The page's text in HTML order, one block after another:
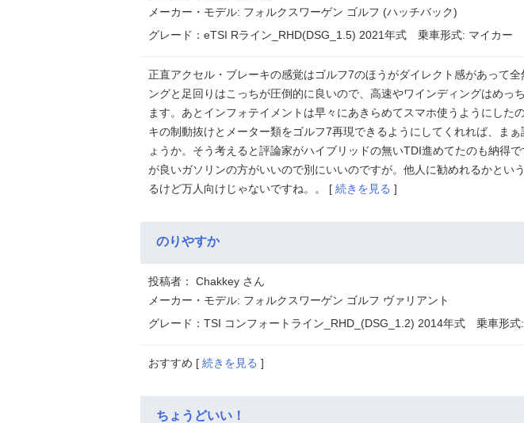
メーカー・モデル: フォルクスワーゲン ゴルフ (ハッチバック)
グレード：eTSI Rライン_RHD(DSG_1.5) 2021年式
乗車形式: マイカー
正直アクセル・ブレーキの感覚はゴルフ7のほうがダイレクト感があって
ングと足回りはこっちが圧倒的に良いので、高速やワインディングはめっ
ます。あとインフォテイメントは早々にあきらめてスマホ使うようにした
キの制動抜けとメーター類をゴルフ7再現できるようにしてくれれば、ま
ょうか。そう考えると評論家がハイブリッドの無いTDI進めてたのも納得
が良いガソリンの方がいいので別にいいのですが。他人に勧めれるかとい
るけど万人向けじゃないですね。。 [ 続きを見る ]
のりやすか
投稿者： Chakkey さん
メーカー・モデル: フォルクスワーゲン ゴルフ ヴァリアント
グレード：TSI コンフォートライン_RHD_(DSG_1.2) 2014年式
乗車形式
おすすめ [ 続きを見る ]
ちょうどいい！